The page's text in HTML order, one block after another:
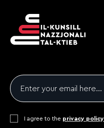
Email
Consent*
I agree to the privacy policy